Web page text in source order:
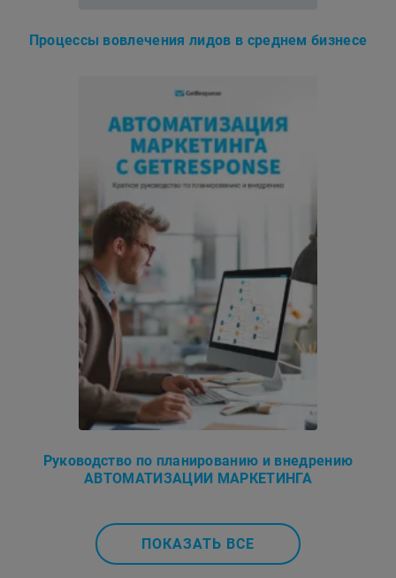
Процессы вовлечения лидов в среднем бизнесе
Руководство по планированию и внедрению
АВТОМАТИЗАЦИИ МАРКЕТИНГА
ПОКАЗАТЬ ВСЕ